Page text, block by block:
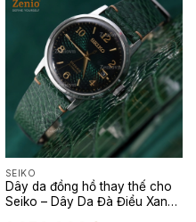
1,650,000₫
SEIKO
Dây da đồng hồ thay thế cho
Seiko – Dây Da Đà Điểu Xanh